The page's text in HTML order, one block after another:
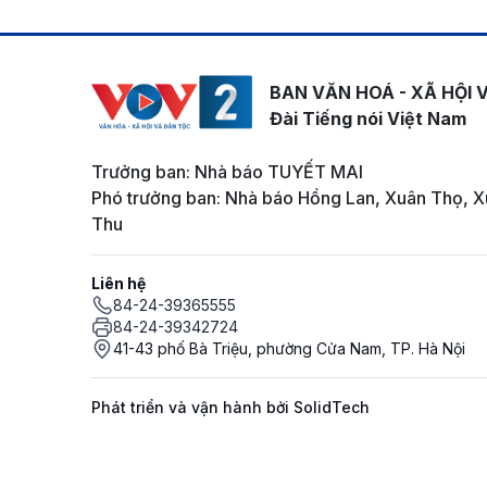
BAN VĂN HOÁ - XÃ HỘI
Đài Tiếng nói Việt Nam
Trưởng ban: Nhà báo TUYẾT MAI
Phó trưởng ban: Nhà báo Hồng Lan, Xuân Thọ,
Thu
Liên hệ
84-24-39365555
84-24-39342724
41-43 phố Bà Triệu, phường Cửa Nam, TP. Hà Nội
Phát triển và vận hành bởi SolidTech